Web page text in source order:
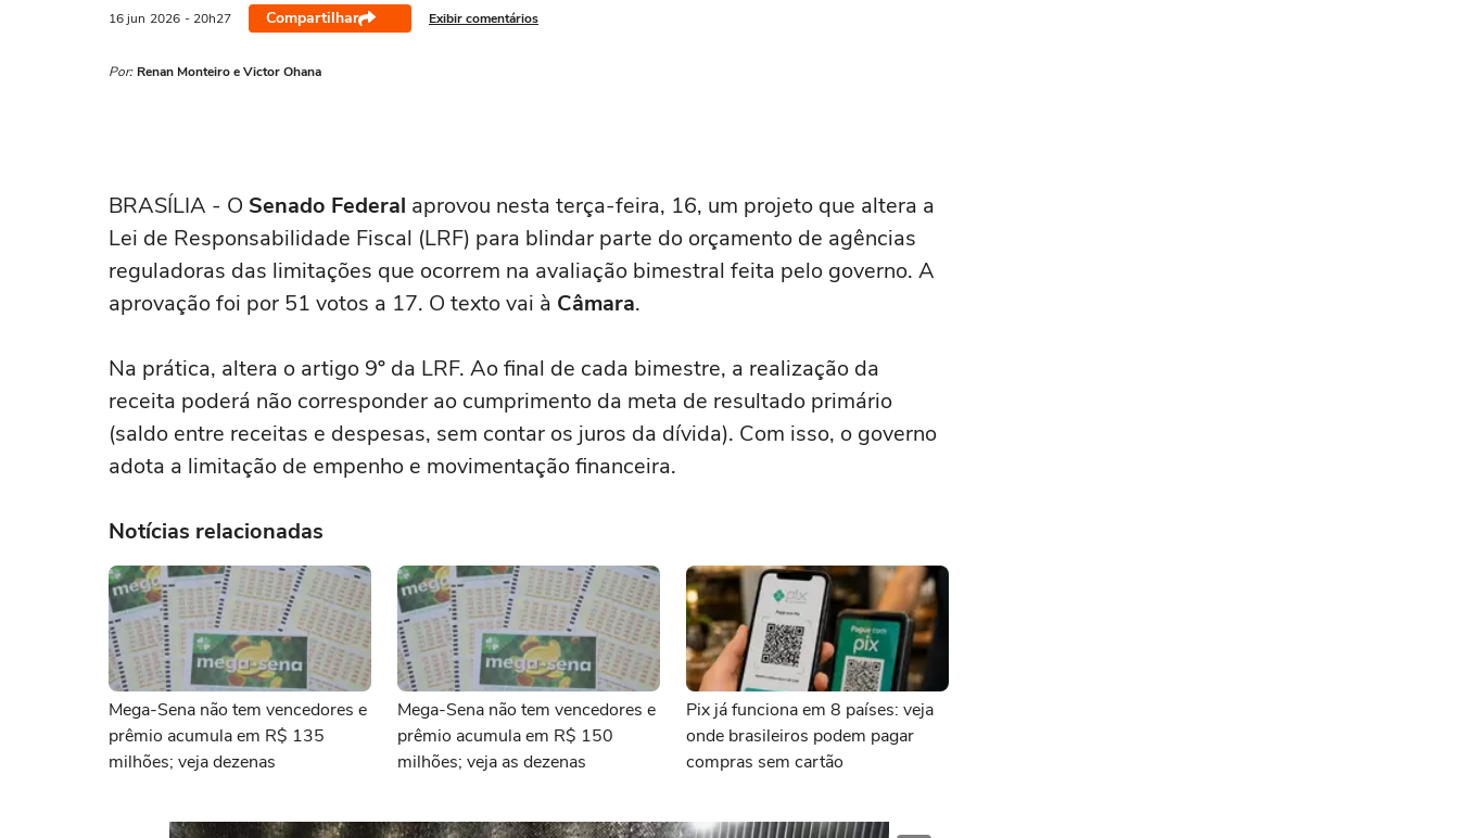
16 jun 2026 - 20h27 Compartilhar Exibir comentários
Por: Renan Monteiro e Victor Ohana
BRASÍLIA - O Senado Federal aprovou nesta terça-feira, 16, um projeto que altera a
Lei de Responsabilidade Fiscal (LRF) para blindar parte do orçamento de agências
reguladoras das limitações que ocorrem na avaliação bimestral feita pelo governo. A
aprovação foi por 51 votos a 17. O texto vai à Câmara.
Na prática, altera o artigo 9º da LRF. Ao final de cada bimestre, a realização da
receita poderá não corresponder ao cumprimento da meta de resultado primário
(saldo entre receitas e despesas, sem contar os juros da dívida). Com isso, o governo
adota a limitação de empenho e movimentação financeira.
Notícias relacionadas
Mega-Sena não tem vencedores e
prêmio acumula em R$ 135
milhões; veja dezenas
Mega-Sena não tem vencedores e
prêmio acumula em R$ 150
milhões; veja as dezenas
Pix já funciona em 8 países: veja
onde brasileiros podem pagar
compras sem cartão